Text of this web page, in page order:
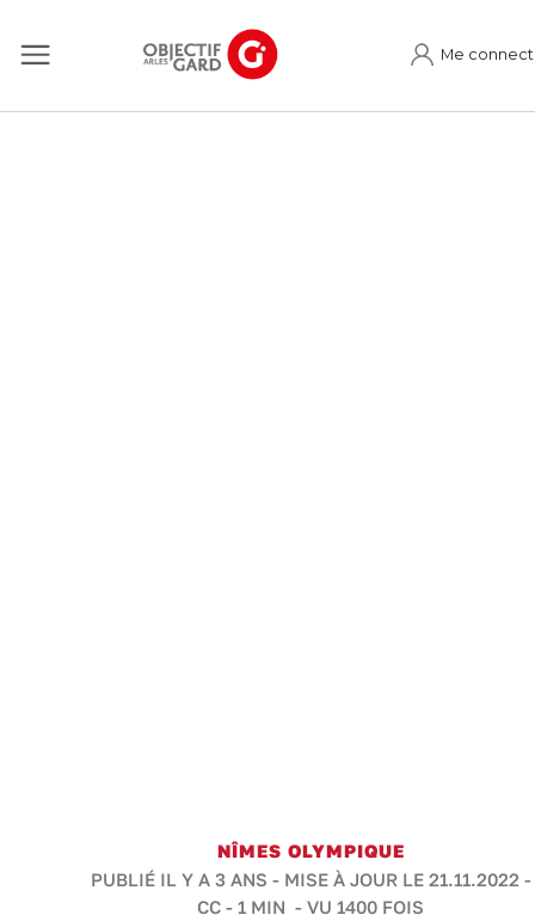
Me
NÎMES OLYMPIQUE
PUBLIÉ IL Y A 3 ANS - MISE À JOUR LE 21.11.2022 -
CC - 1 MIN - VU 1400 FOIS